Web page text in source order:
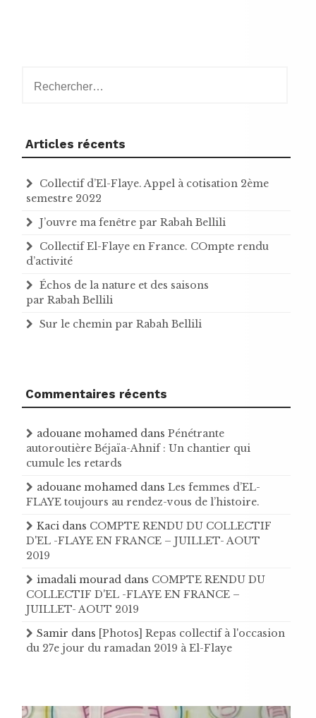
Articles récents
Collectif d’El-Flaye. Appel à cotisation 2ème
semestre 2022
J’ouvre ma fenêtre par Rabah Bellili
Collectif El-Flaye en France. COmpte rendu
d’activité
Échos de la nature et des saisons
par Rabah Bellili
Sur le chemin par Rabah Bellili
Commentaires récents
adouane mohamed dans Pénétrante
autoroutière Béjaïa-Ahnif : Un chantier qui
cumule les retards
adouane mohamed dans Les femmes d’EL-
FLAYE toujours au rendez-vous de l’histoire .
Kaci dans COMPTE RENDU DU COLLECTIF
D'EL -FLAYE EN FRANCE – JUILLET- AOUT
2019
imadali mourad dans COMPTE RENDU DU
COLLECTIF D'EL -FLAYE EN FRANCE –
JUILLET- AOUT 2019
Samir dans [Photos] Repas collectif à l'occasion
du 27e jour du ramadan 2019 à El-Flaye